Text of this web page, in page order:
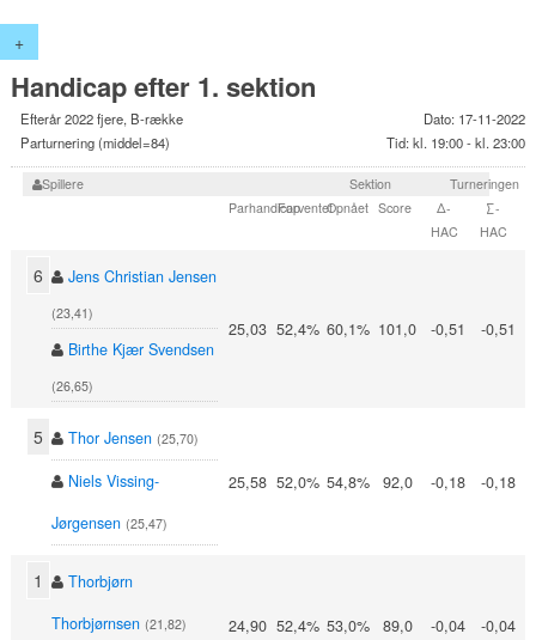
+
Handicap efter 1. sektion
Efterår 2022 fjere, B-række
Parturnering (middel=84)
Dato: 17-11-2022
Tid: kl. 19:00 - kl. 23:00
Spillere Sektion
Turneringen
ParhandicapForventetOpnået Score
Δ-
HAC
∑-
HAC
6 Jens Christian Jensen
(23,41)
Birthe Kjær Svendsen
(26,65)
25,03 52,4% 60,1% 101,0 -0,51 -0,51
5 Thor Jensen (25,70)
Niels Vissing-
Jørgensen (25,47)
25,58 52,0% 54,8% 92,0 -0,18 -0,18
1
Thorbjørn
Thorbjørnsen (21,82) 24,90 52,4% 53,0% 89,0 -0,04 -0,04